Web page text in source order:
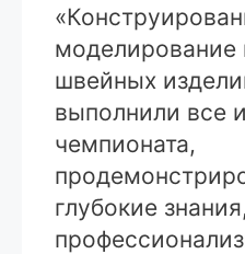
моделирование
швейных
выполнили все
чемпионата,
глубокие